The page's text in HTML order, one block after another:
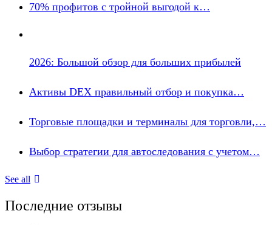
70% профитов с тройной выгодой к…
2026: Большой обзор для больших прибылей
Активы DEX правильный отбор и покупка…
Торговые площадки и терминалы для торговли,…
Выбор стратегии для автоследования с учетом…
See all
Последние отзывы